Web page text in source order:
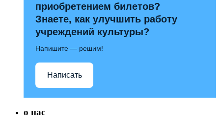
приобретением билетов?
Знаете, как улучшить работу
учреждений культуры?
Напишите — решим!
Написать
о нас